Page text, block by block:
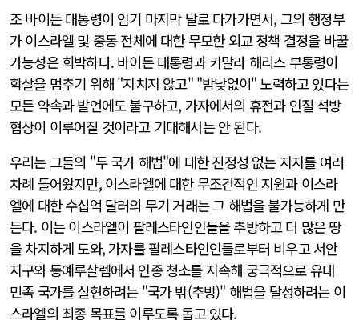
조 바이든 대통령이 임기 마지막 달로 다가가면서, 그의 행정부
가 이스라엘 및 중동 전체에 대한 무모한 외교 정책 결정을 바꿀
가능성은 희박하다. 바이든 대통령과 카말라 해리스 부통령이
학살을 멈추기 위해 "지치지 않고" "밤낮없이" 노력하고 있다는
모든 약속과 발언에도 불구하고, 가자에서의 휴전과 인질 석방
협상이 이루어질 것이라고 기대해서는 안 된다.
우리는 그들의 "두 국가 해법"에 대한 진정성 없는 지지를 여러
차례 들어왔지만, 이스라엘에 대한 무조건적인 지원과 이스라
엘에 대한 수십억 달러의 무기 거래는 그 해법을 불가능하게 만
든다. 이는 이스라엘이 팔레스타인인들을 추방하고 더 많은 땅
을 차지하게 도와, 가자를 팔레스타인인들로부터 비우고 서안
지구와 동예루살렘에서 인종 청소를 지속해 궁극적으로 유대
민족 국가를 실현하려는 "국가 밖(추방)" 해법을 달성하려는 이
스라엘의 최종 목표를 이루도록 돕고 있다.